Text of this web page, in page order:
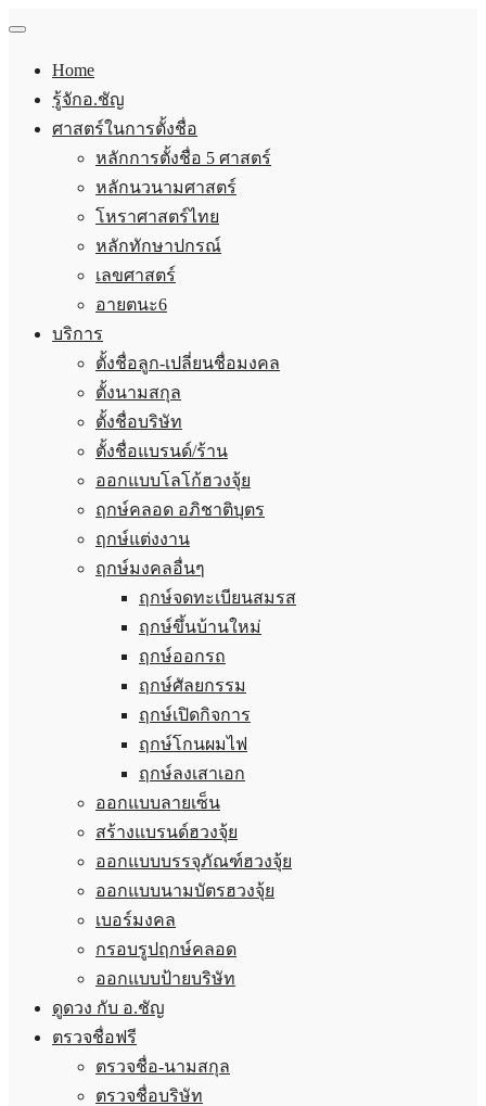
Home
รู้จักอ.ชัญ
ศาสตร์ในการตั้งชื่อ
หลักการตั้งชื่อ 5 ศาสตร์
หลักนวนามศาสตร์
โหราศาสตร์ไทย
หลักทักษาปกรณ์
เลขศาสตร์
อายตนะ6
บริการ
ตั้งชื่อลูก-เปลี่ยนชื่อมงคล
ตั้งนามสกุล
ตั้งชื่อบริษัท
ตั้งชื่อแบรนด์/ร้าน
ออกแบบโลโก้ฮวงจุ้ย
ฤกษ์คลอด อภิชาติบุตร
ฤกษ์แต่งงาน
ฤกษ์มงคลอื่นๆ
ฤกษ์จดทะเบียนสมรส
ฤกษ์ขึ้นบ้านใหม่
ฤกษ์ออกรถ
ฤกษ์ศัลยกรรม
ฤกษ์เปิดกิจการ
ฤกษ์โกนผมไฟ
ฤกษ์ลงเสาเอก
ออกแบบลายเซ็น
สร้างแบรนด์ฮวงจุ้ย
ออกแบบบรรจุภัณฑ์ฮวงจุ้ย
ออกแบบนามบัตรฮวงจุ้ย
เบอร์มงคล
กรอบรูปฤกษ์คลอด
ออกแบบป้ายบริษัท
ดูดวง กับ อ.ชัญ
ตรวจชื่อฟรี
ตรวจชื่อ-นามสกุล
ตรวจชื่อบริษัท